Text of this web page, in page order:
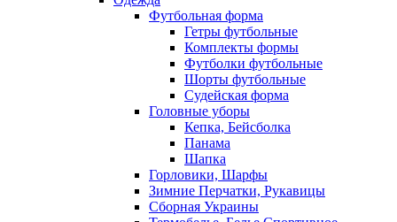
Футбольная форма
Гетры футбольные
Комплекты формы
Футболки футбольные
Шорты футбольные
Судейская форма
Головные уборы
Кепка, Бейсболка
Панама
Шапка
Горловики, Шарфы
Зимние Перчатки, Рукавицы
Сборная Украины